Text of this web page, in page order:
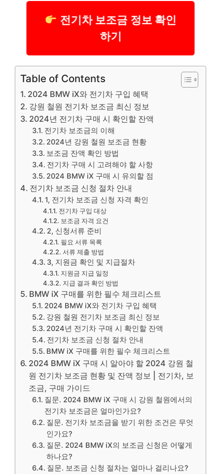
전기차 보조금 정보 확인
하기
Table of Contents
2024 BMW iX와 전기차 구입 혜택
강원 철원 전기차 보조금 최신 정보
2024년 전기차 구매 시 확인할 잔액
전기차 보조금의 이해
2024년 강원 철원 보조금 현황
보조금 잔액 확인 방법
전기차 구매 시 고려해야 할 사항
2024 BMW iX 구매 시 유의할 점
전기차 보조금 신청 절차 안내
1, 전기차 보조금 신청 자격 확인
전기차 구입 대상
보조금 자격 요건
2, 신청서류 준비
필요 서류 목록
서류 제출 방법
3, 지원금 확인 및 지급절차
지원금 지급 일정
지급 결과 확인 방법
BMW iX 구매를 위한 필수 체크리스트
2024 BMW iX와 전기차 구입 혜택
강원 철원 전기차 보조금 최신 정보
2024년 전기차 구매 시 확인할 잔액
전기차 보조금 신청 절차 안내
BMW iX 구매를 위한 필수 체크리스트
2024 BMW iX 구매 시 알아야 할 2024 강원 철
원 전기차 보조금 현황 및 잔액 정보 | 전기차, 보
조금, 구매 가이드
질문. 2024 BMW iX 구매 시 강원 철원에서의
전기차 보조금은 얼마인가요?
질문. 전기차 보조금을 받기 위한 조건은 무엇
인가요?
질문. 2024 BMW iX의 보조금 신청은 어떻게
하나요?
질문. 보조금 신청 절차는 얼마나 걸리나요?